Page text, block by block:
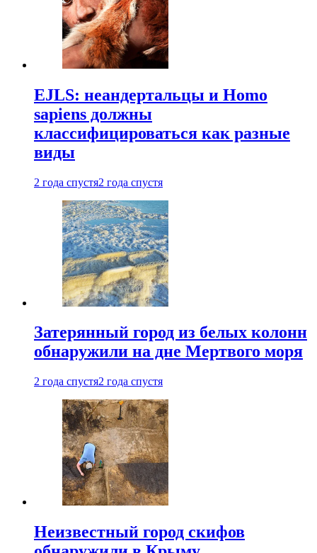
EJLS: неандертальцы и Homo
sapiens должны
классифицироваться как разные
виды
2 года спустя2 года спустя
Затерянный город из белых колонн
обнаружили на дне Мертвого моря
2 года спустя2 года спустя
Неизвестный город скифов